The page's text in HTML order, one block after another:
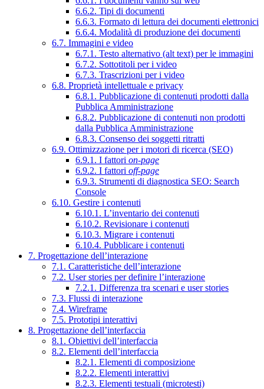
6.6.2. Tipi di documenti
6.6.3. Formato di lettura dei documenti elettronici
6.6.4. Modalità di produzione dei documenti
6.7. Immagini e video
6.7.1. Testo alternativo (alt text) per le immagini
6.7.2. Sottotitoli per i video
6.7.3. Trascrizioni per i video
6.8. Proprietà intellettuale e privacy
6.8.1. Pubblicazione di contenuti prodotti dalla
Pubblica Amministrazione
6.8.2. Pubblicazione di contenuti non prodotti
dalla Pubblica Amministrazione
6.8.3. Consenso dei soggetti ritratti
6.9. Ottimizzazione per i motori di ricerca (SEO)
6.9.1. I fattori on-page
6.9.2. I fattori off-page
6.9.3. Strumenti di diagnostica SEO: Search
Console
6.10. Gestire i contenuti
6.10.1. L’inventario dei contenuti
6.10.2. Revisionare i contenuti
6.10.3. Migrare i contenuti
6.10.4. Pubblicare i contenuti
7. Progettazione dell’interazione
7.1. Caratteristiche dell’interazione
7.2. User stories per definire l’interazione
7.2.1. Differenza tra scenari e user stories
7.3. Flussi di interazione
7.4. Wireframe
7.5. Prototipi interattivi
8. Progettazione dell’interfaccia
8.1. Obiettivi dell’interfaccia
8.2. Elementi dell’interfaccia
8.2.1. Elementi di composizione
8.2.2. Elementi interattivi
8.2.3. Elementi testuali (microtesti)